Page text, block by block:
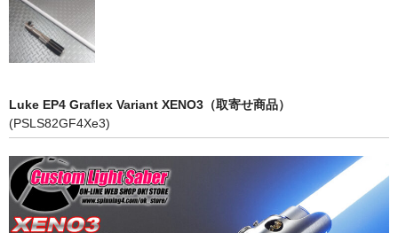
Luke EP4 Graflex Variant XENO3（取寄せ商品）
(PSLS82GF4Xe3)